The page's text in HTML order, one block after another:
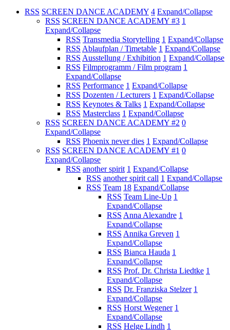
RSS SCREEN DANCE ACADEMY 4 Expand/Collapse
RSS SCREEN DANCE ACADEMY #3 1
Expand/Collapse
RSS Transmedia Storytelling 1 Expand/Collapse
RSS Ablaufplan / Timetable 1 Expand/Collapse
RSS Ausstellung / Exhibition 1 Expand/Collapse
RSS Filmprogramm / Film program 1
Expand/Collapse
RSS Performance 1 Expand/Collapse
RSS Dozenten / Lecturers 1 Expand/Collapse
RSS Keynotes & Talks 1 Expand/Collapse
RSS Masterclass 1 Expand/Collapse
RSS SCREEN DANCE ACADEMY #2 0
Expand/Collapse
RSS Phoenix never dies 1 Expand/Collapse
RSS SCREEN DANCE ACADEMY #1 0
Expand/Collapse
RSS another spirit 1 Expand/Collapse
RSS another spirit call 1 Expand/Collapse
RSS Team 18 Expand/Collapse
RSS Team Line-Up 1
Expand/Collapse
RSS Anna Alexandre 1
Expand/Collapse
RSS Annika Greven 1
Expand/Collapse
RSS Bianca Hauda 1
Expand/Collapse
RSS Prof. Dr. Christa Liedtke 1
Expand/Collapse
RSS Dr. Franziska Stelzer 1
Expand/Collapse
RSS Horst Wegener 1
Expand/Collapse
RSS Helge Lindh 1